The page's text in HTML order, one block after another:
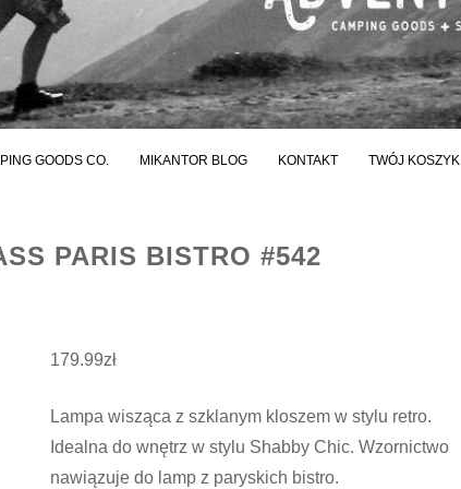
GOODS CO. MIKANTOR BLOG KONTAKT TWÓJ KOSZYK
PARIS BISTRO #542
179.99zł
Lampa wisząca z szklanym kloszem w stylu retro.
Idealna do wnętrz w stylu Shabby Chic. Wzornictwo
nawiązuje do lamp z paryskich bistro.